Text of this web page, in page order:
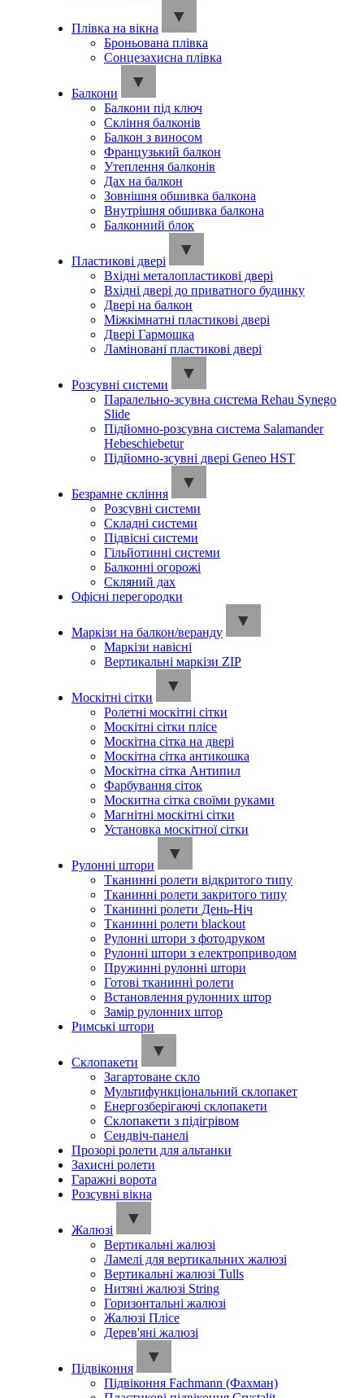
Плівка на вікна
Броньована плівка
Сонцезахисна плівка
Балкони
Балкони під ключ
Скління балконів
Балкон з виносом
Французький балкон
Утеплення балконів
Дах на балкон
Зовнішня обшивка балкона
Внутрішня обшивка балкона
Балконний блок
Пластикові двері
Вхідні металопластикові двері
Вхідні двері до приватного будинку
Двері на балкон
Міжкімнатні пластикові двері
Двері Гармошка
Ламіновані пластикові двері
Розсувні системи
Паралельно-зсувна система Rehau Synego
Slide
Підйомно-розсувна система Salamander
Hebeschiebetur
Підйомно-зсувні двері Geneo HST
Безрамне скління
Розсувні системи
Складні системи
Підвісні системи
Гільйотинні системи
Балконні огорожі
Скляний дах
Офісні перегородки
Маркізи на балкон/веранду
Маркізи навісні
Вертикальні маркізи ZIP
Москітні сітки
Ролетні москітні сітки
Москітні сітки плісе
Москітна сітка на двері
Москітна сітка антикошка
Москітна сітка Антипил
Фарбування сіток
Москитна сітка своїми руками
Магнітні москітні сітки
Установка москітної сітки
Рулонні штори
Тканинні ролети відкритого типу
Тканинні ролети закритого типу
Тканинні ролети День-Ніч
Тканинні ролети blackout
Рулонні штори з фотодруком
Рулонні штори з електроприводом
Пружинні рулонні штори
Готові тканинні ролети
Встановлення рулонних штор
Замір рулонних штор
Римські штори
Склопакети
Загартоване скло
Мультифункціональний склопакет
Енергозберігаючі склопакети
Склопакети з підігрівом
Сендвіч-панелі
Прозорі ролети для альтанки
Захисні ролети
Гаражні ворота
Розсувні вікна
Жалюзі
Вертикальні жалюзі
Ламелі для вертикальних жалюзі
Вертикальні жалюзі Tulls
Нитяні жалюзі String
Горизонтальні жалюзі
Жалюзі Плісе
Дерев'яні жалюзі
Підвіконня
Підвіконня Fachmann (Фахман)